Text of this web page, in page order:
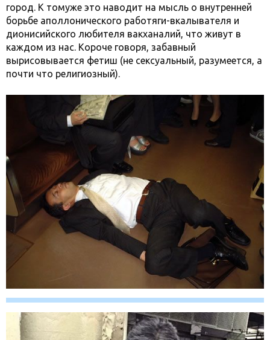
город. К томуже это наводит на мысль о внутренней
борьбе аполлонического работяги-вкалывателя и
дионисийского любителя вакханалий, что живут в
каждом из нас. Короче говоря, забавный
вырисовывается фетиш (не сексуальный, разумеется, а
почти что религиозный).